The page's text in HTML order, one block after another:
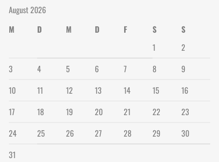
August 2026
M
D M D F S
S
1
2
3
4 5 6 7 8
9
10
11 12 13 14 15
16
17
18 19 20 21 22
23
24
25 26 27 28 29
30
31